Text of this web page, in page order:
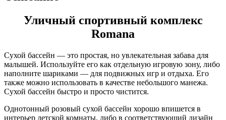
Уличный спортивный комплекс
Romana
Сухой бассейн — это простая, но увлекательная забава для
малышей. Используйте его как отдельную игровую зону, либо
наполните шариками — для подвижных игр и отдыха. Его
также можно использовать в качестве небольшого манежа.
Сухой бассейн быстро и просто чистится.
Однотонный розовый сухой бассейн хорошо впишется в
интерьер детской комнаты, либо в соответствующий дизайн